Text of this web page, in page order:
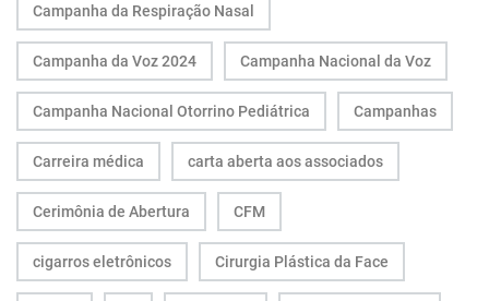
Campanha da Respiração Nasal
Campanha da Voz 2024 Campanha Nacional da Voz
Campanha Nacional Otorrino Pediátrica Campanhas
Carreira médica carta aberta aos associados
Cerimônia de Abertura CFM
cigarros eletrônicos Cirurgia Plástica da Face